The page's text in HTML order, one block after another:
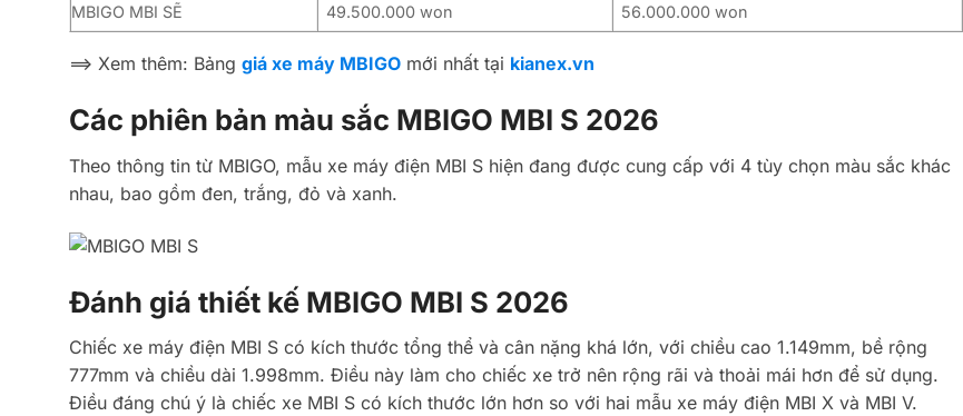
MBIGO MBI SẼ
49.500.000 won 56.000.000 won
==> Xem thêm: Bảng giá xe máy MBIGO mới nhất tại kianex.vn
Các phiên bản màu sắc MBIGO MBI S 2026
Theo thông tin từ MBIGO, mẫu xe máy điện MBI S hiện đang được cung cấp với 4 tùy chọn màu sắc khác
nhau, bao gồm đen, trắng, đỏ và xanh.
Đánh giá thiết kế MBIGO MBI S 2026
Chiếc xe máy điện MBI S có kích thước tổng thể và cân nặng khá lớn, với chiều cao 1.149mm, bề rộng
777mm và chiều dài 1.998mm. Điều này làm cho chiếc xe trở nên rộng rãi và thoải mái hơn để sử dụng.
Điều đáng chú ý là chiếc xe MBI S có kích thước lớn hơn so với hai mẫu xe máy điện MBI X và MBI V.